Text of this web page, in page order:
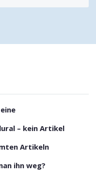
– kein Artikel
Artikeln
ihn weg?